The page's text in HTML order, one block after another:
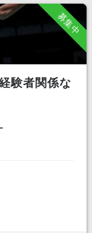
募集中
験者関係な